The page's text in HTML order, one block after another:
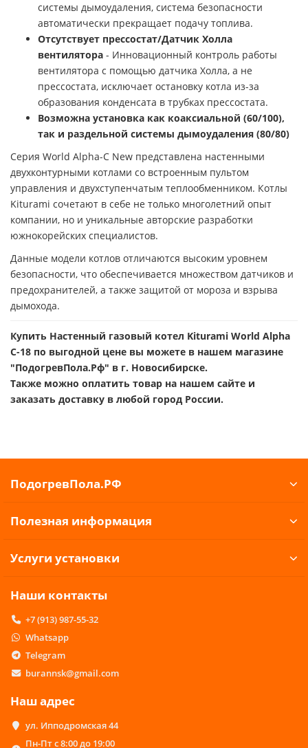
системы дымоудаления, система безопасности
автоматически прекращает подачу топлива.
Отсутствует прессостат/Датчик Холла
вентилятора - Инновационный контроль работы
вентилятора с помощью датчика Холла, а не
прессостата, исключает остановку котла из-за
образования конденсата в трубках прессостата.
Возможна установка как коаксиальной (60/100),
так и раздельной системы дымоудаления (80/80)
Серия World Alpha-C New представлена настенными
двухконтурными котлами со встроенным пультом
управления и двухступенчатым теплообменником. Котлы
Kiturami сочетают в себе не только многолетний опыт
компании, но и уникальные авторские разработки
южнокорейских специалистов.
Данные модели котлов отличаются высоким уровнем
безопасности, что обеспечивается множеством датчиков и
предохранителей, а также защитой от мороза и взрыва
дымохода.
Купить Настенный газовый котел Kiturami World Alpha
C-18 по выгодной цене вы можете в нашем магазине
"ПодогревПола.Рф" в г. Новосибирске.
Также можно оплатить товар на нашем сайте и
заказать доставку в любой город России.
ПодогревПола.РФ
Полезная информация
Услуги установки
Наши контакты
+7 (913) 987-55-32
Whatsapp
Telegram
burannsk@gmail.com
Наш адрес
ул. Ипподромская 44
Пн-Пт с 8:00 до 19:00